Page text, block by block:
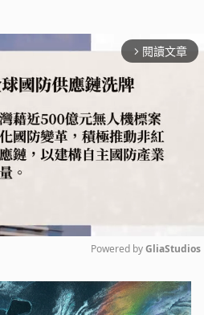
arrow_forward_ios 閱讀文章
Mute
Powered by GliaStudios